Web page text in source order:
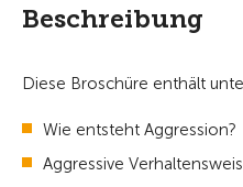
Beschreibung
Diese Broschüre enthält
Wie entsteht Aggression?
Aggressive